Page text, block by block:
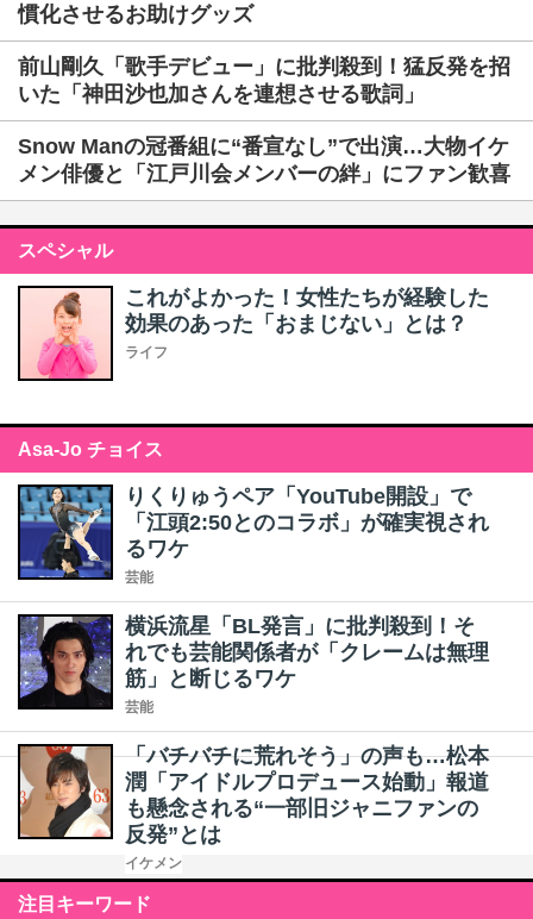
慣化させるお助けグッズ
前山剛久「歌手デビュー」に批判殺到！猛反発を招
いた「神田沙也加さんを連想させる歌詞」
Snow Manの冠番組に“番宣なし”で出演…大物イケ
メン俳優と「江戸川会メンバーの絆」にファン歓喜
スペシャル
これがよかった！女性たちが経験した
効果のあった「おまじない」とは？
ライフ
Asa-Jo チョイス
りくりゅうペア「YouTube開設」で
「江頭2:50とのコラボ」が確実視され
るワケ
芸能
横浜流星「BL発言」に批判殺到！そ
れでも芸能関係者が「クレームは無理
筋」と断じるワケ
芸能
「バチバチに荒れそう」の声も…松本
潤「アイドルプロデュース始動」報道
も懸念される“一部旧ジャニファンの
反発”とは
イケメン
注目キーワード